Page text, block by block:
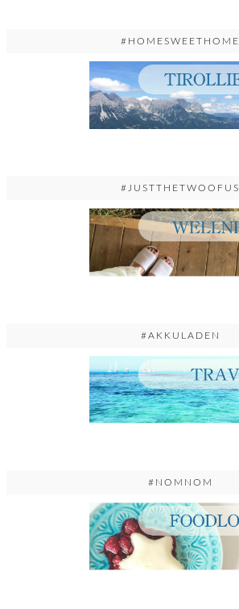
#HOMESWEETHOME
#JUSTTHETWOOFUS
#AKKULADEN
#NOMNOM